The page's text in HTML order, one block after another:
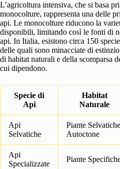
L’agricoltura intensiva, che si basa
monocolture, rappresenta una delle
api. Le monocolture riducono la
disponibili, limitando così le fonti di
api. In Italia, esistono circa 150
delle quali sono minacciate di
di habitat naturali e della scomparsa
cui dipendono.
Specie di
Api
Habitat
Naturale
Api
Selvatiche
Piante Selvatiche
Autoctone
Api
Specializzate
Piante